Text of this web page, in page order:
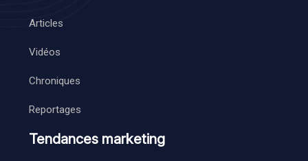
Articles
Vidéos
Chroniques
Reportages
Tendances marketing